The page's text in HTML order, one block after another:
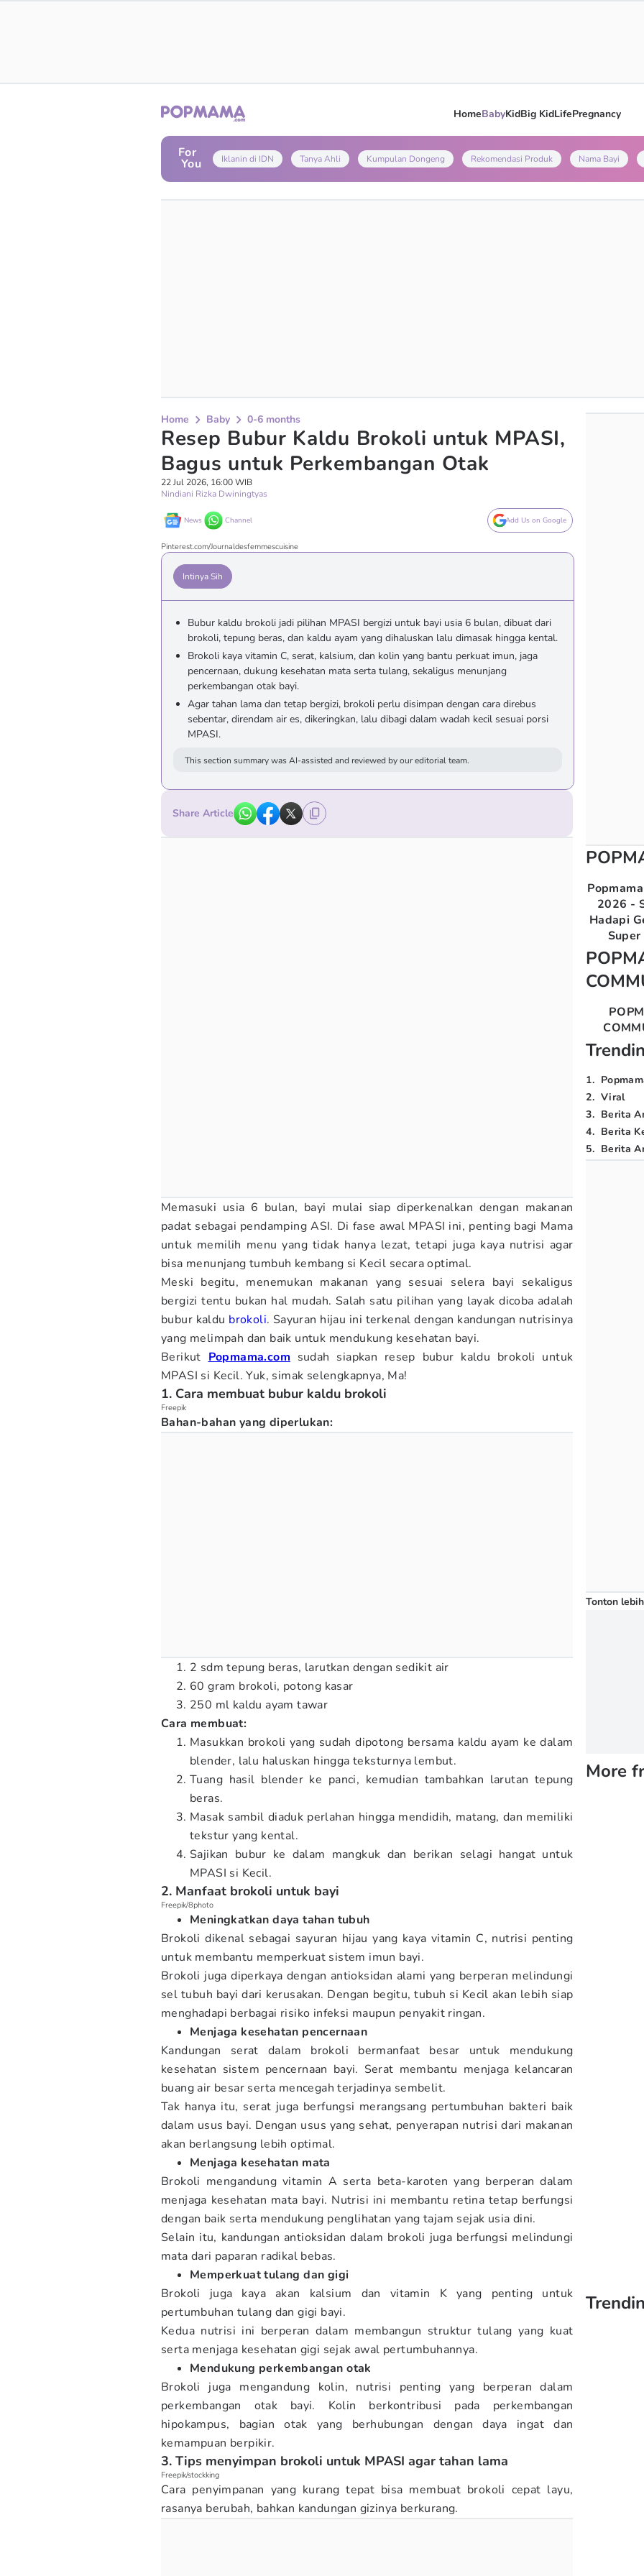
HomeBabyKidBig KidLifePregnancy
For
You Iklanin di IDN Tanya Ahli Kumpulan Dongeng Rekomendasi Produk Nama Bayi
Home Baby 0-6 months
Resep Bubur Kaldu Brokoli untuk MPASI,
Bagus untuk Perkembangan Otak
22 Jul 2026, 16:00 WIB
Nindiani Rizka Dwiningtyas
News Channel Add Us on Google
Pinterest.com/Journaldesfemmescuisine
Intinya Sih
Bubur kaldu brokoli jadi pilihan MPASI bergizi untuk bayi usia 6 bulan, dibuat dari
brokoli, tepung beras, dan kaldu ayam yang dihaluskan lalu dimasak hingga kental.
Brokoli kaya vitamin C, serat, kalsium, dan kolin yang bantu perkuat imun, jaga
pencernaan, dukung kesehatan mata serta tulang, sekaligus menunjang
perkembangan otak bayi.
Agar tahan lama dan tetap bergizi, brokoli perlu disimpan dengan cara direbus
sebentar, direndam air es, dikeringkan, lalu dibagi dalam wadah kecil sesuai porsi
MPASI.
This section summary was AI-assisted and reviewed by our editorial team.
Share Article
Memasuki usia 6 bulan, bayi mulai siap diperkenalkan dengan makanan
padat sebagai pendamping ASI. Di fase awal MPASI ini, penting bagi Mama
untuk memilih menu yang tidak hanya lezat, tetapi juga kaya nutrisi agar
bisa menunjang tumbuh kembang si Kecil secara optimal.
Meski begitu, menemukan makanan yang sesuai selera bayi sekaligus
bergizi tentu bukan hal mudah. Salah satu pilihan yang layak dicoba adalah
bubur kaldu brokoli. Sayuran hijau ini terkenal dengan kandungan nutrisinya
yang melimpah dan baik untuk mendukung kesehatan bayi.
Berikut Popmama.com sudah siapkan resep bubur kaldu brokoli untuk
MPASI si Kecil. Yuk, simak selengkapnya, Ma!
1. Cara membuat bubur kaldu brokoli
Freepik
Bahan-bahan yang diperlukan:
2 sdm tepung beras, larutkan dengan sedikit air
60 gram brokoli, potong kasar
250 ml kaldu ayam tawar
Cara membuat:
Masukkan brokoli yang sudah dipotong bersama kaldu ayam ke dalam
blender, lalu haluskan hingga teksturnya lembut.
Tuang hasil blender ke panci, kemudian tambahkan larutan tepung
beras.
Masak sambil diaduk perlahan hingga mendidih, matang, dan memiliki
tekstur yang kental.
Sajikan bubur ke dalam mangkuk dan berikan selagi hangat untuk
MPASI si Kecil.
2. Manfaat brokoli untuk bayi
Freepik/8photo
Meningkatkan daya tahan tubuh
Brokoli dikenal sebagai sayuran hijau yang kaya vitamin C, nutrisi penting
untuk membantu memperkuat sistem imun bayi.
Brokoli juga diperkaya dengan antioksidan alami yang berperan melindungi
sel tubuh bayi dari kerusakan. Dengan begitu, tubuh si Kecil akan lebih siap
menghadapi berbagai risiko infeksi maupun penyakit ringan.
Menjaga kesehatan pencernaan
Kandungan serat dalam brokoli bermanfaat besar untuk mendukung
kesehatan sistem pencernaan bayi. Serat membantu menjaga kelancaran
buang air besar serta mencegah terjadinya sembelit.
Tak hanya itu, serat juga berfungsi merangsang pertumbuhan bakteri baik
dalam usus bayi. Dengan usus yang sehat, penyerapan nutrisi dari makanan
akan berlangsung lebih optimal.
Menjaga kesehatan mata
Brokoli mengandung vitamin A serta beta-karoten yang berperan dalam
menjaga kesehatan mata bayi. Nutrisi ini membantu retina tetap berfungsi
dengan baik serta mendukung penglihatan yang tajam sejak usia dini.
Selain itu, kandungan antioksidan dalam brokoli juga berfungsi melindungi
mata dari paparan radikal bebas.
Memperkuat tulang dan gigi
Brokoli juga kaya akan kalsium dan vitamin K yang penting untuk
pertumbuhan tulang dan gigi bayi.
Kedua nutrisi ini berperan dalam membangun struktur tulang yang kuat
serta menjaga kesehatan gigi sejak awal pertumbuhannya.
Mendukung perkembangan otak
Brokoli juga mengandung kolin, nutrisi penting yang berperan dalam
perkembangan otak bayi. Kolin berkontribusi pada perkembangan
hipokampus, bagian otak yang berhubungan dengan daya ingat dan
kemampuan berpikir.
3. Tips menyimpan brokoli untuk MPASI agar tahan lama
Freepik/stockking
Cara penyimpanan yang kurang tepat bisa membuat brokoli cepat layu,
rasanya berubah, bahkan kandungan gizinya berkurang.
2026 -
Hadapi
1.
2. Viral
3. Berita
4. Berita
5. Berita
Tonton
More